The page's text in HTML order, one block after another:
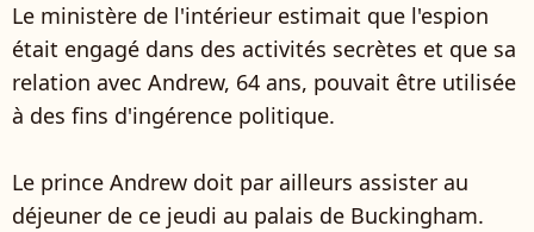
Le ministère de l'intérieur estimait que l'espion
était engagé dans des activités secrètes et que sa
relation avec Andrew, 64 ans, pouvait être utilisée
à des fins d'ingérence politique.
Le prince Andrew doit par ailleurs assister au
déjeuner de ce jeudi au palais de Buckingham.